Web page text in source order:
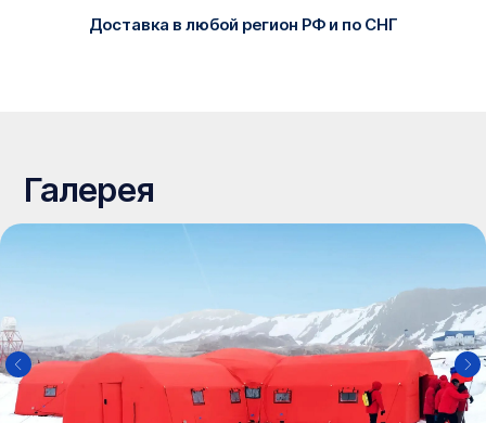
Доставка в любой регион РФ и по СНГ